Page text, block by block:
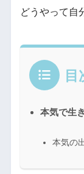
どうやって自
目
本気で生
本気の